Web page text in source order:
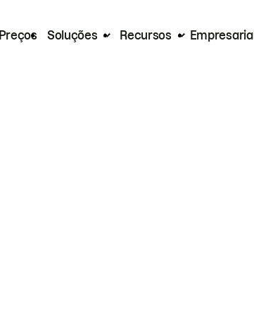
Preços Soluções Recursos Empresarial